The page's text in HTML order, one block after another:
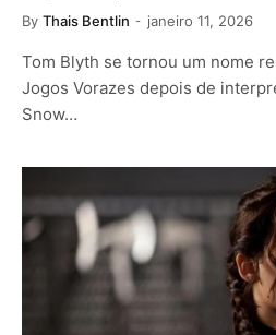
By Thais Bentlin janeiro 11, 2026
Tom Blyth se tornou um nome
Jogos Vorazes depois de
Snow…